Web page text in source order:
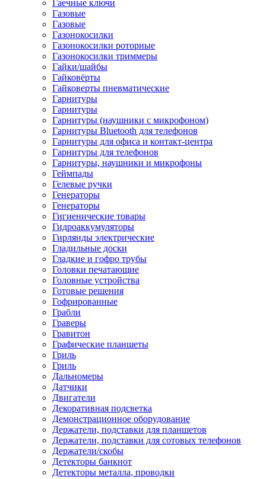
Гаечные ключи
Газовые
Газовые
Газонокосилки
Газонокосилки роторные
Газонокосилки триммеры
Гайки/шайбы
Гайковёрты
Гайковерты пневматические
Гарнитуры
Гарнитуры
Гарнитуры (наушники с микрофоном)
Гарнитуры Bluetooth для телефонов
Гарнитуры для офиса и контакт-центра
Гарнитуры для телефонов
Гарнитуры, наушники и микрофоны
Геймпады
Гелевые ручки
Генераторы
Генераторы
Гигиенические товары
Гидроаккумуляторы
Гирлянды электрические
Гладильные доски
Гладкие и гофро трубы
Головки печатающие
Головные устройства
Готовые решения
Гофрированные
Грабли
Граверы
Гравитон
Графические планшеты
Гриль
Гриль
Дальномеры
Датчики
Двигатели
Декоративная подсветка
Демонстрационное оборудование
Держатели, подставки для планшетов
Держатели, подставки для сотовых телефонов
Держатели/скобы
Детекторы банкнот
Детекторы металла, проводки